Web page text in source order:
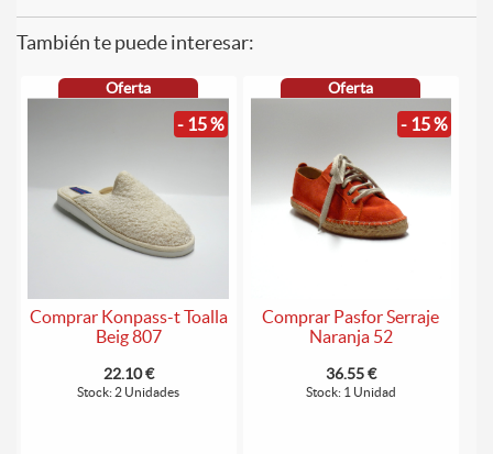
También te puede interesar:
Oferta
- 15 %
Comprar Konpass-t Toalla
Beig 807
22.10 €
Stock: 2 Unidades
Oferta
- 15 %
Comprar Pasfor Serraje
Naranja 52
36.55 €
Stock: 1 Unidad